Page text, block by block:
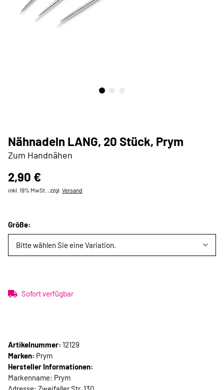
Nähnadeln LANG, 20 Stück, Prym
Zum Handnähen
2,90 €
inkl. 19% MwSt. , zzgl. Versand
Größe:
Bitte wählen Sie eine Variation.
Sofort verfügbar
Artikelnummer: 12129
Marken: Prym
Hersteller Informationen:
Markenname: Prym